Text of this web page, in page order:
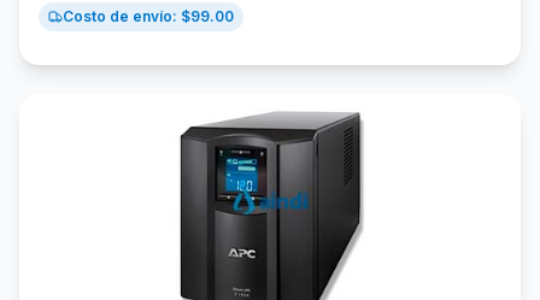
Costo de envío: $99.00